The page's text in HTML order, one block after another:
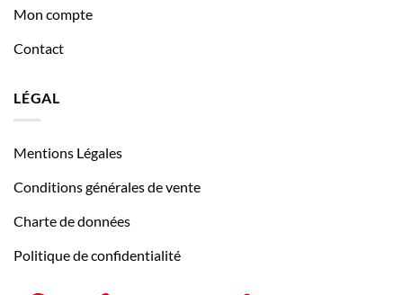
Mon compte
Contact
LÉGAL
Mentions Légales
Conditions générales de vente
Charte de données
Politique de confidentialité